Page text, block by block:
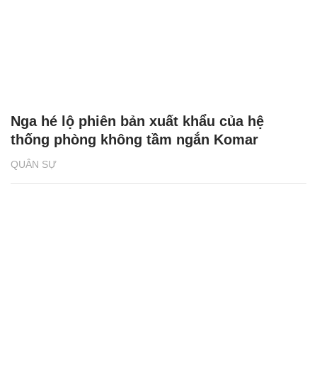
QUÂN SỰ
Nga hé lộ phiên bản xuất khẩu của hệ
thống phòng không tầm ngắn Komar